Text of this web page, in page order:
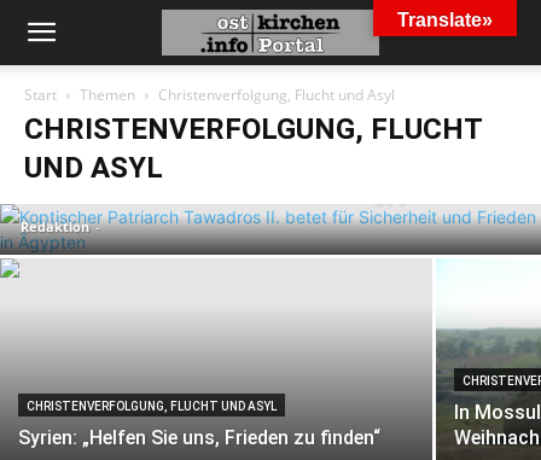
Start Themen Christenverfolgung, Flucht und Asyl
CHRISTENVERFOLGUNG, FLUCHT
UND ASYL
CHRISTENVERFOLGUNG, FLUCHT UND ASYL
Koptischer Patriarch Tawadros II. betet
Redaktion -
CHRISTENVERFOLGUNG, FLUCHT UND ASYL
Syrien: „Helfen Sie uns, Frieden zu finden“
In
Translate»